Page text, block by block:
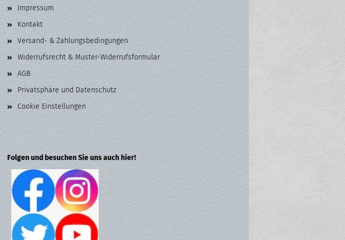
Impressum
Kontakt
Versand- & Zahlungsbedingungen
Widerrufsrecht & Muster-Widerrufsformular
AGB
Privatsphäre und Datenschutz
Cookie Einstellungen
Folgen und besuchen Sie uns auch hier!